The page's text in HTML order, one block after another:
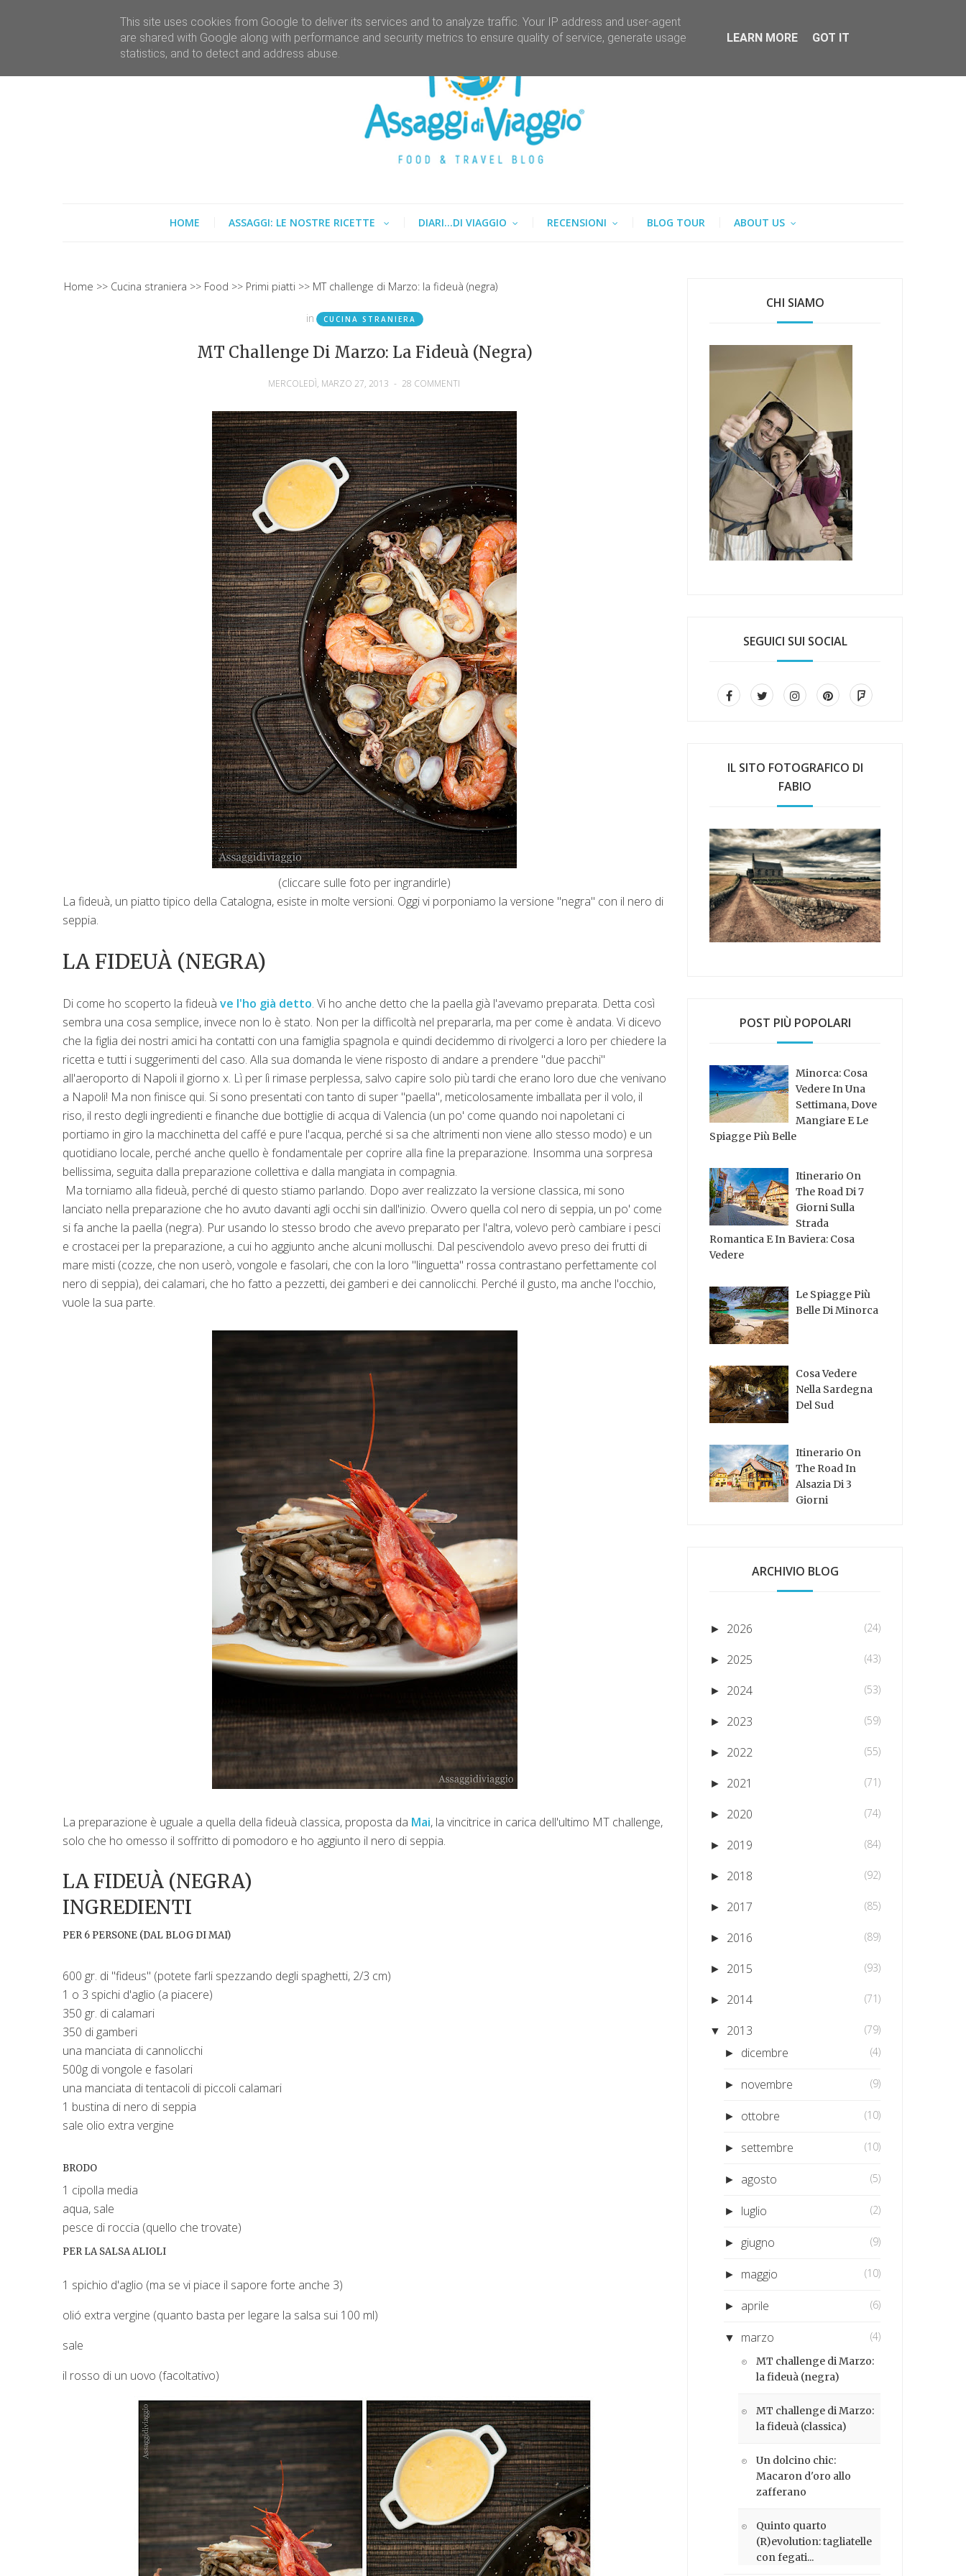
HOME ASSAGGI: LE NOSTRE RICETTE DIARI...DI VIAGGIO RECENSIONI BLOG TOUR ABOUT US
Home Cucina straniera Food Primi piatti MT challenge di Marzo: la fideuà (negra)
in CUCINA STRANIERA
MT Challenge Di Marzo: La Fideuà (negra)
MERCOLEDÌ, MARZO 27, 2013 - 28 COMMENTI
(cliccare sulle foto per ingrandirle)
La fideuà, un piatto tipico della Catalogna, esiste in molte versioni. Oggi vi porponiamo la versione "negra" con il nero di
seppia.
LA FIDEUÀ (NEGRA)
Di come ho scoperto la fideuà ve l'ho già detto. Vi ho anche detto che la paella già l'avevamo preparata. Detta così
sembra una cosa semplice, invece non lo è stato. Non per la difficoltà nel prepararla, ma per come è andata. Vi dicevo
che la figlia dei nostri amici ha contatti con una famiglia spagnola e quindi decidemmo di rivolgerci a loro per chiedere la
ricetta e tutti i suggerimenti del caso. Alla sua domanda le viene risposto di andare a prendere "due pacchi"
all'aeroporto di Napoli il giorno x. Lì per lì rimase perplessa, salvo capire solo più tardi che erano loro due che venivano
a Napoli! Ma non finisce qui. Si sono presentati con tanto di super "paella", meticolosamente imballata per il volo, il
riso, il resto degli ingredienti e finanche due bottiglie di acqua di Valencia (un po' come quando noi napoletani ci
portiamo in giro la macchinetta del caffé e pure l'acqua, perché si sa che altrimenti non viene allo stesso modo) e un
quotidiano locale, perché anche quello è fondamentale per coprire alla fine la preparazione. Insomma una sorpresa
bellissima, seguita dalla preparazione collettiva e dalla mangiata in compagnia.
Ma torniamo alla fideuà, perché di questo stiamo parlando. Dopo aver realizzato la versione classica, mi sono
lanciato nella preparazione che ho avuto davanti agli occhi sin dall'inizio. Ovvero quella col nero di seppia, un po' come
si fa anche la paella (negra). Pur usando lo stesso brodo che avevo preparato per l'altra, volevo però cambiare i pesci
e crostacei per la preparazione, a cui ho aggiunto anche alcuni molluschi. Dal pescivendolo avevo preso dei frutti di
mare misti (cozze, che non userò, vongole e fasolari, che con la loro "linguetta" rossa contrastano perfettamente col
nero di seppia), dei calamari, che ho fatto a pezzetti, dei gamberi e dei cannolicchi. Perché il gusto, ma anche l'occhio,
vuole la sua parte.
La preparazione è uguale a quella della fideuà classica, proposta da Mai, la vincitrice in carica dell'ultimo MT challenge,
solo che ho omesso il soffritto di pomodoro e ho aggiunto il nero di seppia.
LA FIDEUÀ (NEGRA)
INGREDIENTI
PER 6 PERSONE (DAL BLOG DI MAI)
600 gr. di "fideus" (potete farli spezzando degli spaghetti, 2/3 cm)
1 o 3 spichi d'aglio (a piacere)
350 gr. di calamari
350 di gamberi
una manciata di cannolicchi
500g di vongole e fasolari
una manciata di tentacoli di piccoli calamari
1 bustina di nero di seppia
sale olio extra vergine
BRODO
1 cipolla media
aqua, sale
pesce di roccia (quello che trovate)
PER LA SALSA ALIOLI
1 spichio d'aglio (ma se vi piace il sapore forte anche 3)
olió extra vergine (quanto basta per legare la salsa sui 100 ml)
sale
il rosso di un uovo (facoltativo)
CHI SIAMO
SEGUICI SUI SOCIAL
IL SITO FOTOGRAFICO DI
FABIO
POST PIÙ POPOLARI
Minorca: Cosa
Vedere In Una
Settimana, Dove
Mangiare E Le
Spiagge Più Belle
Itinerario On
The Road Di 7
Giorni Sulla
Strada
Romantica E In Baviera: Cosa
Vedere
Le Spiagge Più
Belle Di Minorca
Cosa Vedere
Nella Sardegna
Del Sud
Itinerario On
The Road In
Alsazia Di 3
Giorni
ARCHIVIO BLOG
► 2026 (24)
► 2025 (43)
► 2024 (53)
► 2023 (59)
► 2022 (55)
► 2021 (71)
► 2020 (74)
► 2019 (84)
► 2018 (92)
► 2017 (85)
► 2016 (89)
► 2015 (93)
► 2014 (71)
▼ 2013 (79)
► dicembre (4)
► novembre (9)
► ottobre (10)
► settembre (10)
► agosto (5)
► luglio (2)
► giugno (9)
► maggio (10)
► aprile (6)
▼ marzo (4)
MT challenge di Marzo:
la fideuà (negra)
MT challenge di Marzo:
la fideuà (classica)
Un dolcino chic:
Macaron d'oro allo
zafferano
Quinto quarto
(R)evolution: tagliatelle
con fegati...
This site uses cookies from Google to deliver its services and to analyze traffic. Your IP address and user-agent
are shared with Google along with performance and security metrics to ensure quality of service, generate usage
statistics, and to detect and address abuse.
LEARN MORE GOT IT